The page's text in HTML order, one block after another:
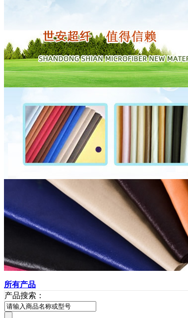
所有产品
产品搜索：